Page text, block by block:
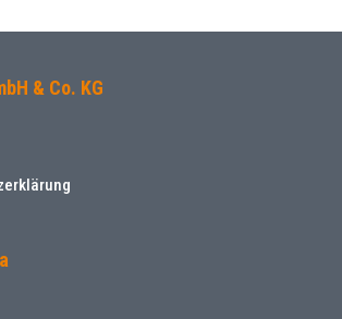
& Co. KG